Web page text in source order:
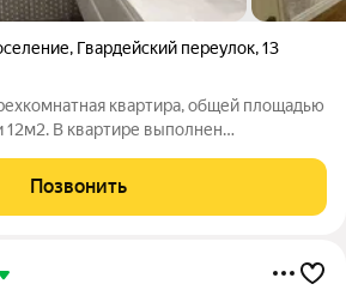
, Гвардейский переулок,13
квартира, общей площадью
В квартире выполнен
продуктовых магазинов, парк,
и т. д.
Позвонить